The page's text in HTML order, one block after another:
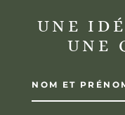
UNE
UNE